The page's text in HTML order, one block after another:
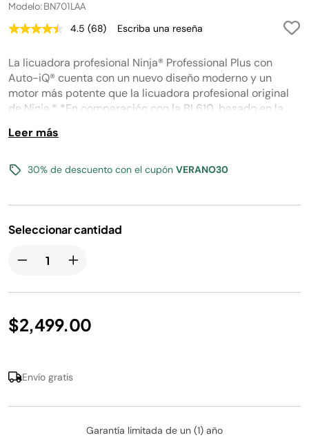
Modelo: BN701LAA
4.5 Lea
reseñas.
Enlace
en
la
misma
página.
(68) Escriba una reseña
La licuadora profesional Ninja® Professional Plus con
Auto-iQ® cuenta con un nuevo diseño moderno y un
motor más potente que la licuadora profesional original
de Ninja.* *En comparación con la BL610, basado en la
Leer más
30% de descuento con el cupón VERANO30
Seleccionar cantidad
$2,499.00
Envío gratis
Garantía limitada de un (1) año